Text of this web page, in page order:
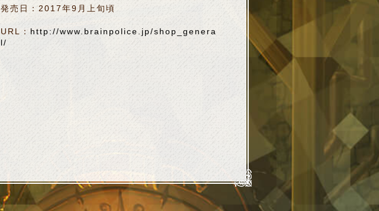
発売日：2017年9月上旬頃
URL： http://www.brainpolice.jp/shop_genera
l/